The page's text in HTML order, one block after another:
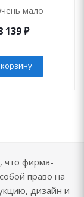
мало
139₽
что фирма-
право на
дизайн и